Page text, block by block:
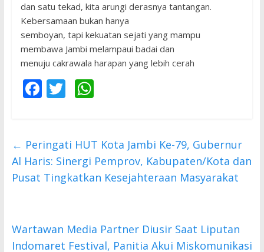
dan satu tekad, kita arungi derasnya tantangan.
Kebersamaan bukan hanya
semboyan, tapi kekuatan sejati yang mampu
membawa Jambi melampaui badai dan
menuju cakrawala harapan yang lebih cerah
F
b
o
o
T
er
W
s
A
p
← Peringati HUT Kota Jambi Ke-79, Gubernur
Al Haris: Sinergi Pemprov, Kabupaten/Kota dan
Pusat Tingkatkan Kesejahteraan Masyarakat
Wartawan Media Partner Diusir Saat Liputan
Indomaret Festival, Panitia Akui Miskomunikasi